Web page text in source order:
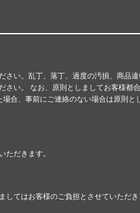
さい。乱丁、落丁、過度の汚損、商品
さい。 なお、原則としましてお客様都
合、事前にご連絡のない場合は原則と
ただきます。
してはお客様のご負担とさせていただ